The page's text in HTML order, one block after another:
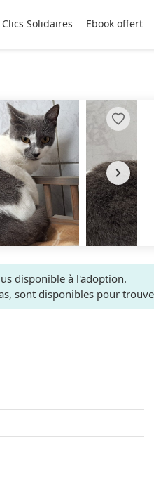
Clics Solidaires Ebook offert
disponible à l'adoption.
sont disponibles pour